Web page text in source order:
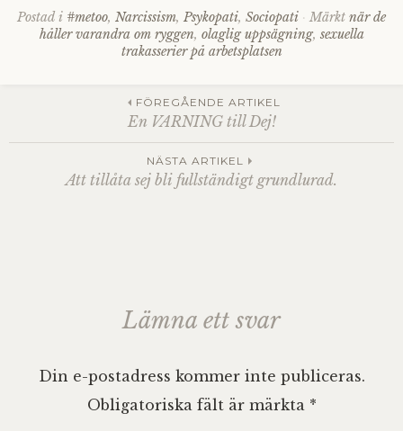
Postad i #metoo, Narcissism, Psykopati, Sociopati Märkt när de
håller varandra om ryggen, olaglig uppsägning, sexuella
trakasserier på arbetsplatsen
Inläggsnavigering
FÖREGÅENDE ARTIKEL
En VARNING till Dej!
NÄSTA ARTIKEL
Att tillåta sej bli fullständigt grundlurad.
Lämna ett svar
Din e-postadress kommer inte publiceras.
Obligatoriska fält är märkta *